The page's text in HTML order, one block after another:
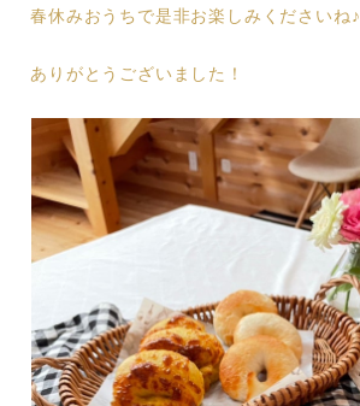
春休みおうちで是非お楽しみくださいね♪
ありがとうございました！